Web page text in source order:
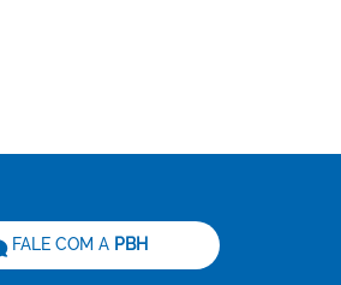
FALE COM A PBH